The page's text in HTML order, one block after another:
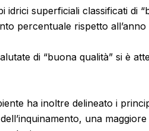
superficiali classificati di
percentuale rispetto all’anno
di “buona qualità” si è
ha inoltre delineato i
una